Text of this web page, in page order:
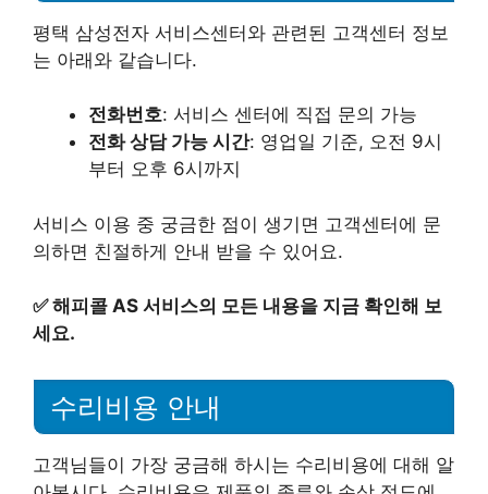
평택 삼성전자 서비스센터와 관련된 고객센터 정보
는 아래와 같습니다.
전화번호: 서비스 센터에 직접 문의 가능
전화 상담 가능 시간: 영업일 기준, 오전 9시
부터 오후 6시까지
서비스 이용 중 궁금한 점이 생기면 고객센터에 문
의하면 친절하게 안내 받을 수 있어요.
✅해피콜 AS 서비스의 모든 내용을 지금 확인해 보
세요.
수리비용 안내
고객님들이 가장 궁금해 하시는 수리비용에 대해 알